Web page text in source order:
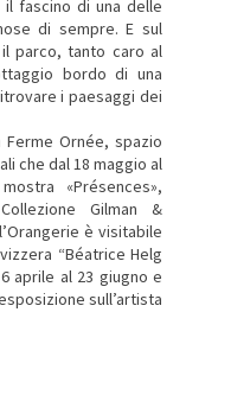
fascino di una delle
di sempre. E sul
parco, tanto caro al
bordo di una
i paesaggi dei
Ferme Ornée, spazio
che dal 18 maggio al
«Présences»,
Gilman &
è visitabile
“Béatrice Helg
aprile al 23 giugno e
sull’artista